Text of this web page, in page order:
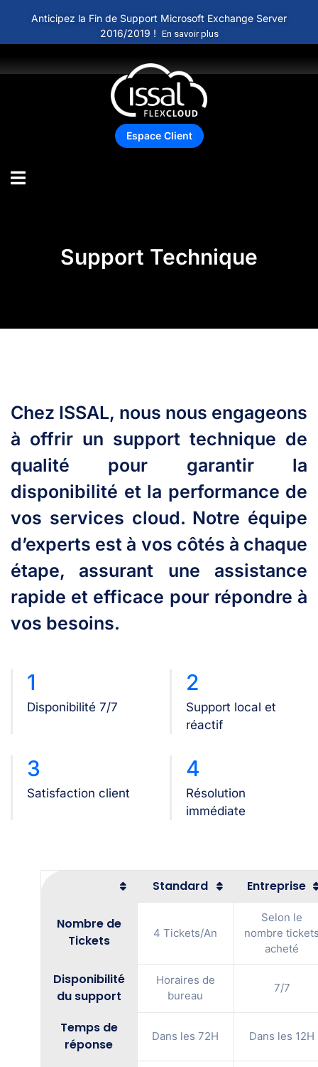
Anticipez la Fin de Support Microsoft Exchange Server
2016/2019 ! En savoir plus
Espace Client
Support Technique
Chez ISSAL, nous nous engageons
à offrir un support technique de
qualité pour garantir la
disponibilité et la performance de
vos services cloud. Notre équipe
d’experts est à vos côtés à chaque
étape, assurant une assistance
rapide et efficace pour répondre à
vos besoins.
1
Disponibilité 7/7
2
Support local et
réactif
3
Satisfaction client
4
Résolution
immédiate
Standard Entreprise
Nombre de
Tickets
4 Tickets/An
Selon le
nombre
acheté
Disponibilité
du support
Horaires de
bureau
7/7
Temps de
réponse
Dans les 72H Dans les 12H